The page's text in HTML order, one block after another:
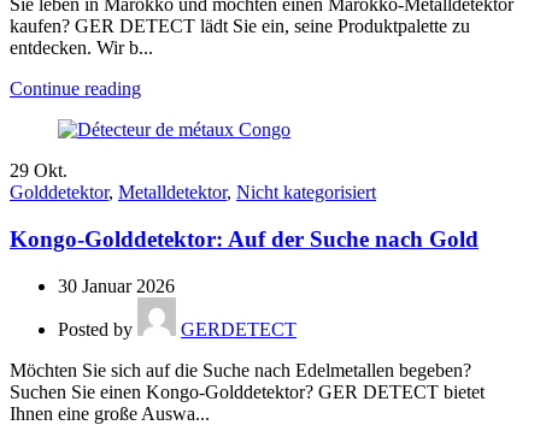
Sie leben in Marokko und möchten einen Marokko-Metalldetektor
kaufen? GER DETECT lädt Sie ein, seine Produktpalette zu
entdecken. Wir b...
Continue reading
29 Okt.
Golddetektor, Metalldetektor, Nicht kategorisiert
Kongo-Golddetektor: Auf der Suche nach Gold
30 Januar 2026
Posted by
GERDETECT
Möchten Sie sich auf die Suche nach Edelmetallen begeben?
Suchen Sie einen Kongo-Golddetektor? GER DETECT bietet
Ihnen eine große Auswa...